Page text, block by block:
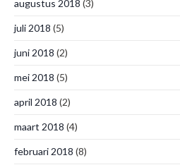
augustus 2018 (3)
juli 2018 (5)
juni 2018 (2)
mei 2018 (5)
april 2018 (2)
maart 2018 (4)
februari 2018 (8)